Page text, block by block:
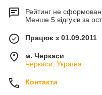
Рейтинг не
Менше 5 відгуків за
Працює з 01.09.2011
м. Черкаси
Черкаси, Україна
Контакти